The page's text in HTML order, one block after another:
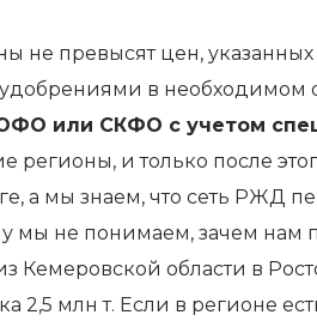
превысят цен,
удобрениями в необходимом
или СКФО с учетом
и только после
а мы знаем, что сеть РЖД
мы не понимаем, зачем нам
Кемеровской области в
млн т. Если в регионе